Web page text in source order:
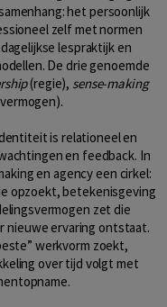
het persoonlijk
zelf met normen
lespraktijk en
De drie genoemde
(regie), sense-making
is relationeel en
en feedback. In
en agency een cirkel:
opzoekt, betekenisgeving
zet die
nieuwe ervaring ontstaat.
werkvorm zoekt,
over tijd volgt met